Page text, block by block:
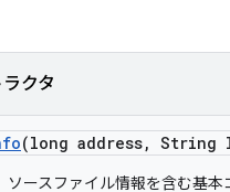
クタ
(long address, String
ソースファイル情報を含む基本